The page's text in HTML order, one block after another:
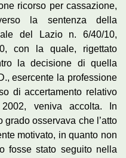
ricorso per cassazione,
la sentenza della
del Lazio n. 6/40/10,
con la quale, rigettato
la decisione di quella
esercente la professione
di accertamento relativo
veniva accolta. In
osservava che l’atto
motivato, in quanto non
fosse stato seguito nella